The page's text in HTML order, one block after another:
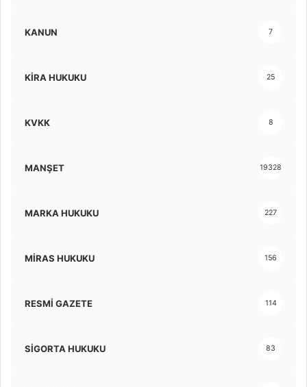
KANUN 7
KİRA HUKUKU 25
KVKK 8
MANŞET 19328
MARKA HUKUKU 227
MİRAS HUKUKU 156
RESMİ GAZETE 114
SİGORTA HUKUKU 83